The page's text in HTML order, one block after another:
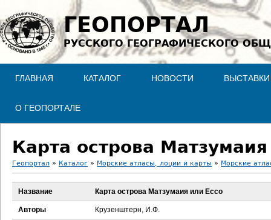
Jump to navigation
ГЕОПОРТАЛ
РУССКОГО ГЕОГРАФИЧЕСКОГО
ГЛАВНАЯ КАТАЛОГ НОВОСТИ ВЫСТАВКИ
О ГЕОПОРТАЛЕ
Карта острова
В
ы
Геопортал » Каталог » Морские атласы, лоции и карты » Морские
Название Карта острова Матзумаия или Ессо
Авторы Крузенштерн, И.Ф.